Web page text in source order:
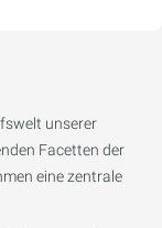
unserer
Facetten der
eine zentrale